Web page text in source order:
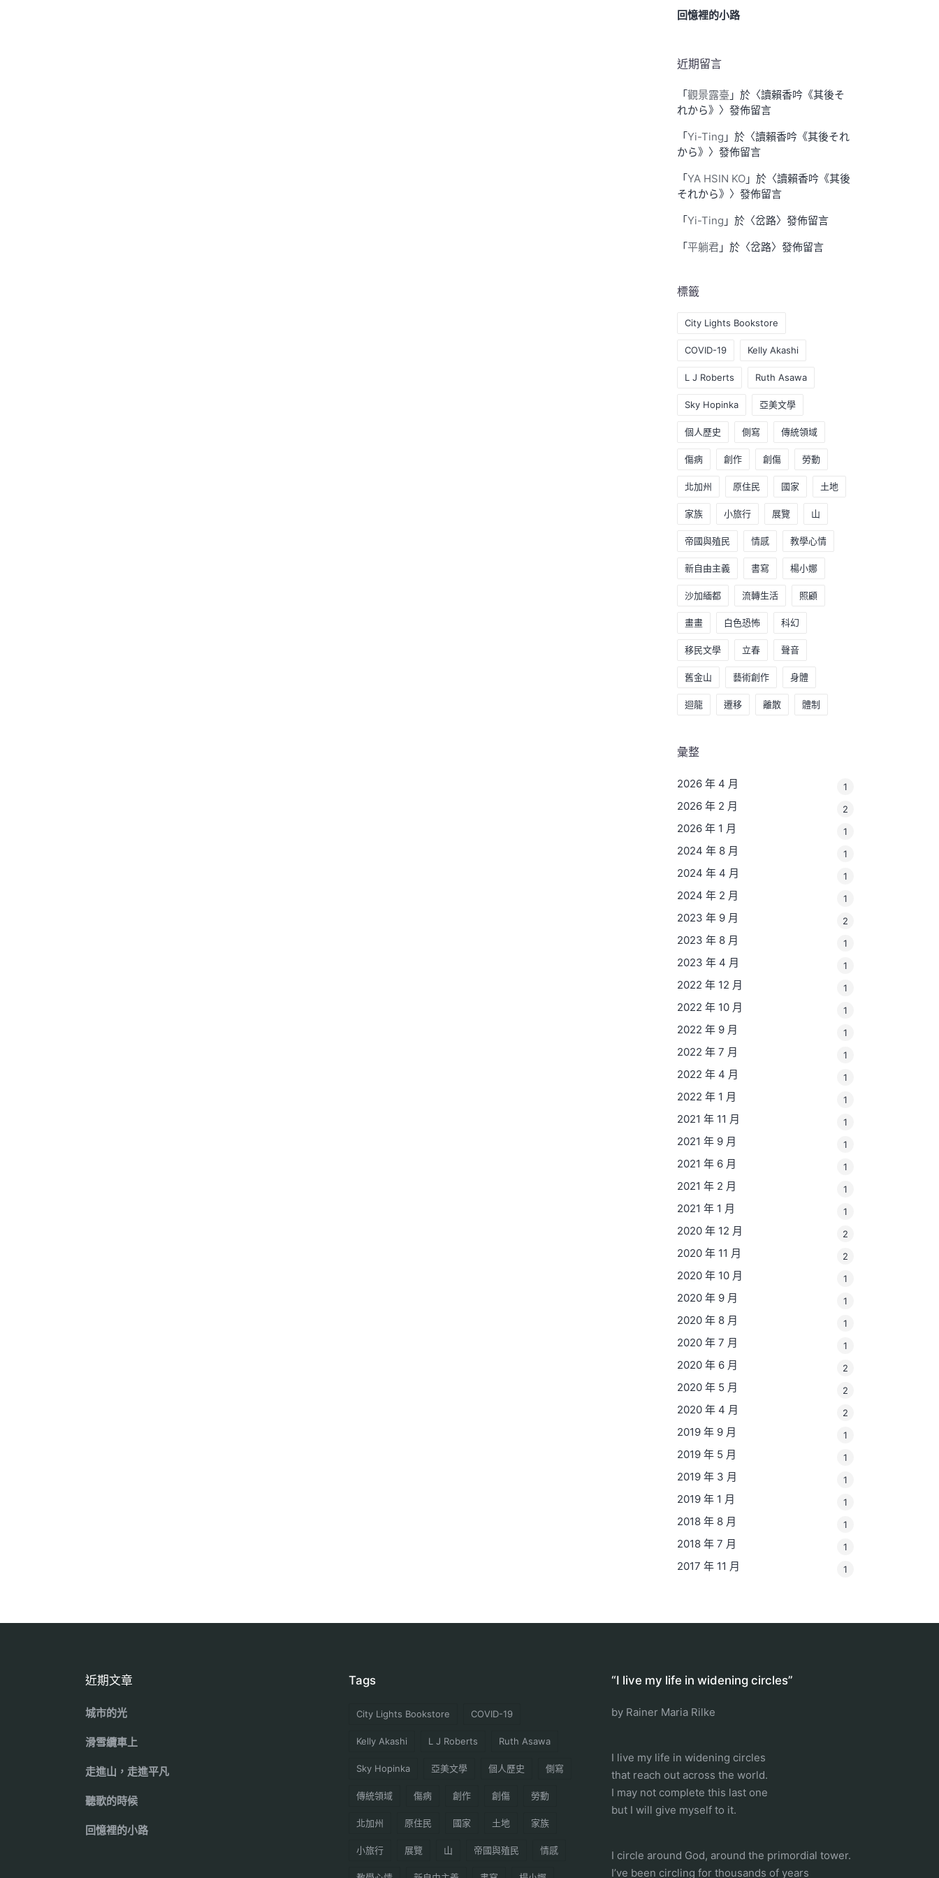
回憶裡的小路
近期留言
「 觀景露臺 」於〈讀賴香吟《其後そ
れから》 〉發佈留言
「 Yi-Ting 」於〈讀賴香吟《其後それ
から》 〉發佈留言
「 YA HSIN KO 」於〈讀賴香吟《其後
それから》 〉發佈留言
「 Yi-Ting 」於〈岔路〉發佈留言
「 平躺君 」於〈岔路〉發佈留言
標籤
City Lights Bookstore
COVID-19 Kelly Akashi
L J Roberts Ruth Asawa
Sky Hopinka 亞美文學
個人歷史 側寫 傳統領域
傷病 創作 創傷 勞動
北加州 原住民 國家 土地
家族 小旅行 展覽 山
帝國與殖民 情感 教學心情
新自由主義 書寫 楊小娜
沙加緬都 流轉生活 照顧
畫畫 白色恐怖 科幻
移民文學 立春 聲音
舊金山 藝術創作 身體
迴龍 遷移 離散 體制
彙整
2026 年 4 月 1
2026 年 2 月 2
2026 年 1 月 1
2024 年 8 月 1
2024 年 4 月 1
2024 年 2 月 1
2023 年 9 月 2
2023 年 8 月 1
2023 年 4 月 1
2022 年 12 月 1
2022 年 10 月 1
2022 年 9 月 1
2022 年 7 月 1
2022 年 4 月 1
2022 年 1 月 1
2021 年 11 月 1
2021 年 9 月 1
2021 年 6 月 1
2021 年 2 月 1
2021 年 1 月 1
2020 年 12 月 2
2020 年 11 月 2
2020 年 10 月 1
2020 年 9 月 1
2020 年 8 月 1
2020 年 7 月 1
2020 年 6 月 2
2020 年 5 月 2
2020 年 4 月 2
2019 年 9 月 1
2019 年 5 月 1
2019 年 3 月 1
2019 年 1 月 1
2018 年 8 月 1
2018 年 7 月 1
2017 年 11 月 1
近期文章
城市的光
滑雪纜車上
走進山，走進平凡
聽歌的時候
回憶裡的小路
Tags
City Lights Bookstore COVID-19
Kelly Akashi L J Roberts Ruth Asawa
Sky Hopinka 亞美文學 個人歷史 側寫
傳統領域 傷病 創作 創傷 勞動
北加州 原住民 國家 土地 家族
小旅行 展覽 山 帝國與殖民 情感
“I live my life in widening circles”
by Rainer Maria Rilke
I live my life in widening circles
that reach out across the world.
I may not complete this last one
but I will give myself to it.
I circle around God, around the primordial tower.
I’ve been circling for thousands of years